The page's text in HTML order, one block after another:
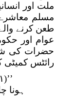
ملت اور
مسلم
طعن کرنے
عوام اور
رائٹس کمیٹی
ہونا